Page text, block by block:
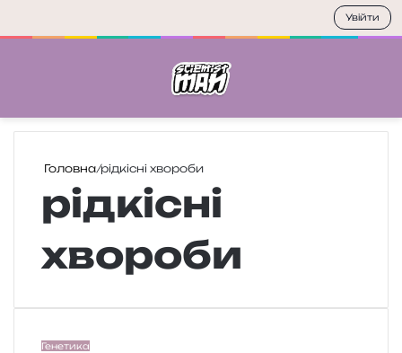
Головна/рідкісні хвороби
рідкісні
хвороби
Т
Генетика
Увійти